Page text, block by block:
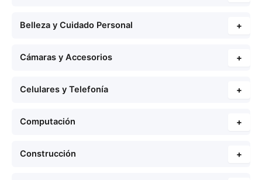
Belleza y Cuidado Personal +
Cámaras y Accesorios +
Celulares y Telefonía +
Computación +
Construcción +